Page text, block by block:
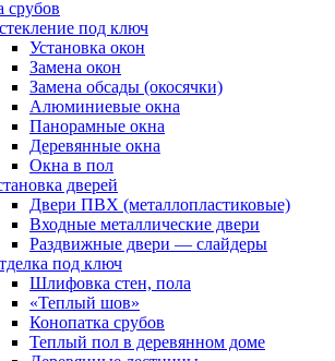
срубов
под ключ
Установка окон
Замена окон
Замена обсады (окосячки)
Алюминиевые окна
Панорамные окна
Деревянные окна
Окна в пол
дверей
Двери ПВХ (металлопластиковые)
Входные металлические двери
Раздвижные двери — слайдеры
под ключ
Шлифовка стен, пола
«Теплый шов»
Конопатка срубов
Теплый пол в деревянном доме